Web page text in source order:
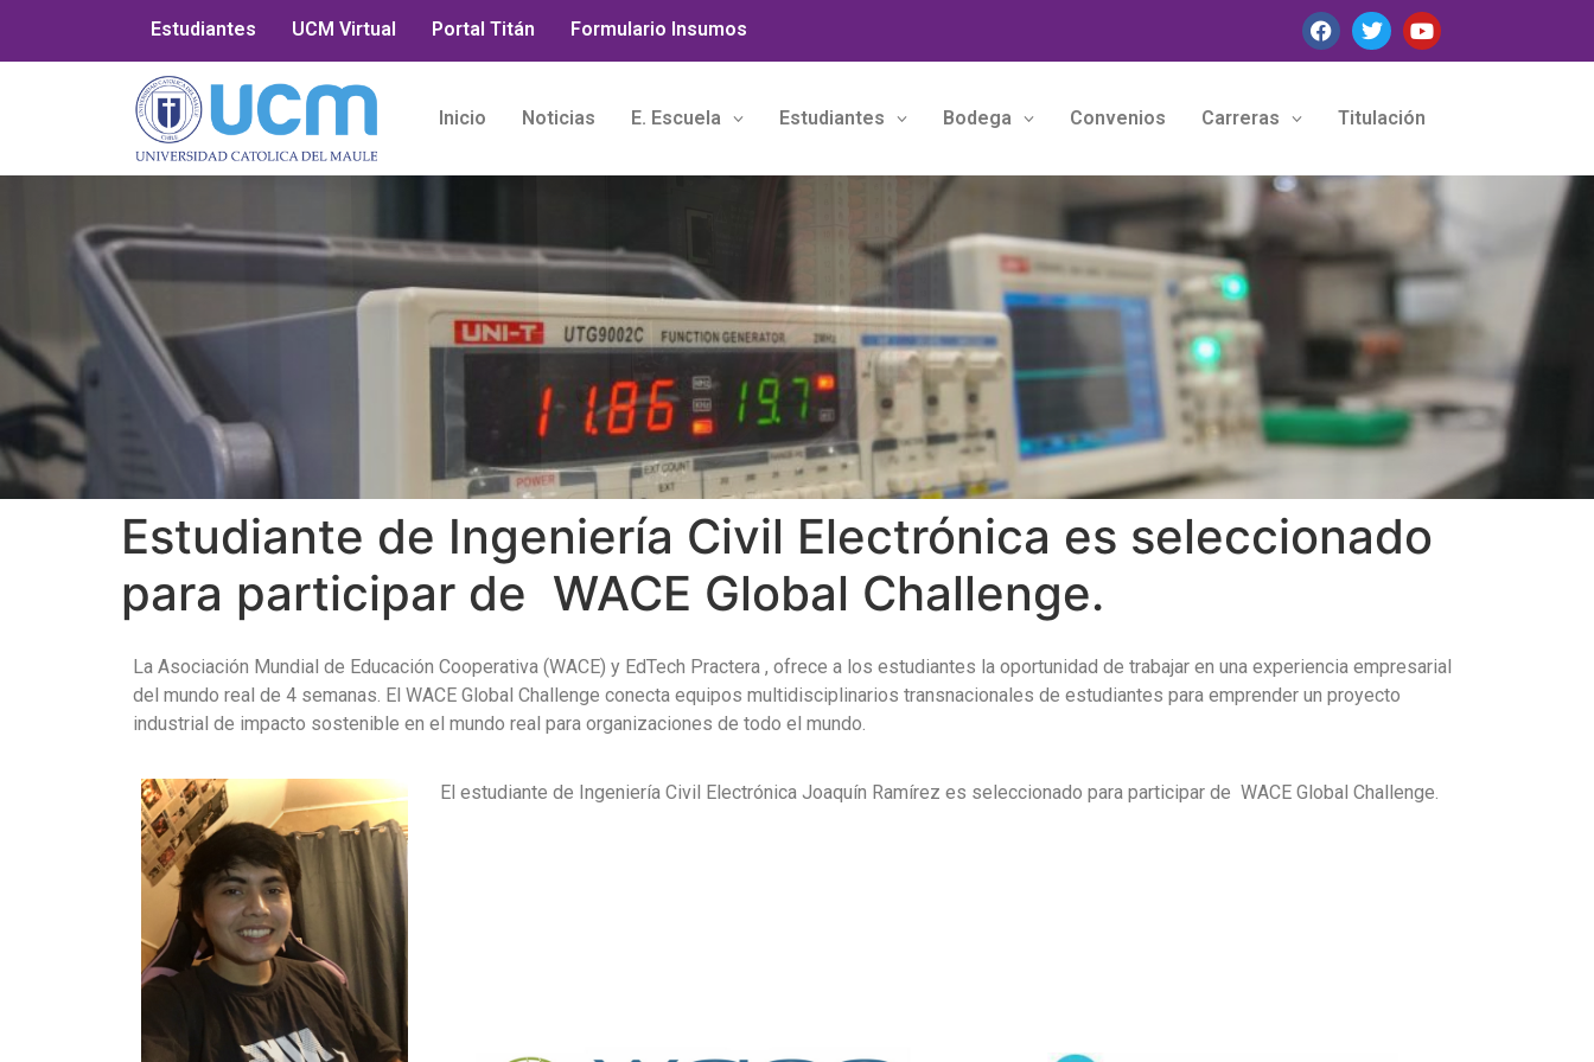
Estudiantes UCM Virtual Portal Titán Formulario Insumos
Inicio Noticias E. Escuela Estudiantes Bodega Convenios Carreras Titulación
Estudiante de Ingeniería Civil Electrónica es seleccionado
para participar de WACE Global Challenge.
La Asociación Mundial de Educación Cooperativa (WACE) y EdTech Practera , ofrece a los estudiantes la oportunidad de trabajar en una experiencia empresarial
del mundo real de 4 semanas. El WACE Global Challenge conecta equipos multidisciplinarios transnacionales de estudiantes para emprender un proyecto
industrial de impacto sostenible en el mundo real para organizaciones de todo el mundo.
El estudiante de Ingeniería Civil Electrónica Joaquín Ramírez es seleccionado para participar de WACE Global Challenge.